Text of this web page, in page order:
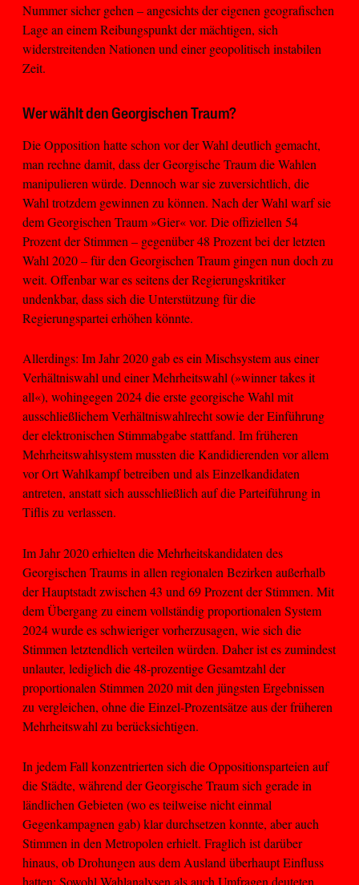
Nummer sicher gehen – angesichts der eigenen geografischen
Lage an einem Reibungspunkt der mächtigen, sich
widerstreitenden Nationen und einer geopolitisch instabilen
Zeit.
Wer wählt den Georgischen Traum?
Die Opposition hatte schon vor der Wahl deutlich gemacht,
man rechne damit, dass der Georgische Traum die Wahlen
manipulieren würde. Dennoch war sie zuversichtlich, die
Wahl trotzdem gewinnen zu können. Nach der Wahl warf sie
dem Georgischen Traum »Gier« vor. Die offiziellen 54
Prozent der Stimmen – gegenüber 48 Prozent bei der letzten
Wahl 2020 – für den Georgischen Traum gingen nun doch zu
weit. Offenbar war es seitens der Regierungskritiker
undenkbar, dass sich die Unterstützung für die
Regierungspartei erhöhen könnte.
Allerdings: Im Jahr 2020 gab es ein Mischsystem aus einer
Verhältniswahl und einer Mehrheitswahl (»winner takes it
all«), wohingegen 2024 die erste georgische Wahl mit
ausschließlichem Verhältniswahlrecht sowie der Einführung
der elektronischen Stimmabgabe stattfand. Im früheren
Mehrheitswahlsystem mussten die Kandidierenden vor allem
vor Ort Wahlkampf betreiben und als Einzelkandidaten
antreten, anstatt sich ausschließlich auf die Parteiführung in
Tiflis zu verlassen.
Im Jahr 2020 erhielten die Mehrheitskandidaten des
Georgischen Traums in allen regionalen Bezirken außerhalb
der Hauptstadt zwischen 43 und 69 Prozent der Stimmen. Mit
dem Übergang zu einem vollständig proportionalen System
2024 wurde es schwieriger vorherzusagen, wie sich die
Stimmen letztendlich verteilen würden. Daher ist es zumindest
unlauter, lediglich die 48-prozentige Gesamtzahl der
proportionalen Stimmen 2020 mit den jüngsten Ergebnissen
zu vergleichen, ohne die Einzel-Prozentsätze aus der früheren
Mehrheitswahl zu berücksichtigen.
In jedem Fall konzentrierten sich die Oppositionsparteien auf
die Städte, während der Georgische Traum sich gerade in
ländlichen Gebieten (wo es teilweise nicht einmal
Gegenkampagnen gab) klar durchsetzen konnte, aber auch
Stimmen in den Metropolen erhielt. Fraglich ist darüber
hinaus, ob Drohungen aus dem Ausland überhaupt Einfluss